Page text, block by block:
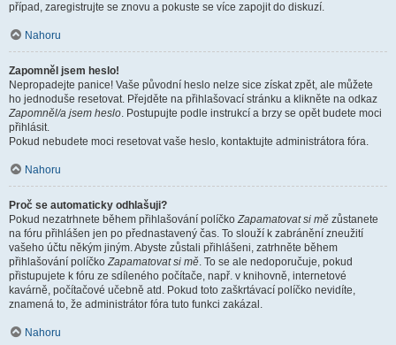
případ, zaregistrujte se znovu a pokuste se více zapojit do diskuzí.
Nahoru
Zapomněl jsem heslo!
Nepropadejte panice! Vaše původní heslo nelze sice získat zpět, ale můžete
ho jednoduše resetovat. Přejděte na přihlašovací stránku a klikněte na odkaz
Zapomněl/a jsem heslo. Postupujte podle instrukcí a brzy se opět budete moci
přihlásit.
Pokud nebudete moci resetovat vaše heslo, kontaktujte administrátora fóra.
Nahoru
Proč se automaticky odhlašuji?
Pokud nezatrhnete během přihlašování políčkoZapamatovat si mě zůstanete
na fóru přihlášen jen po přednastavený čas. To slouží k zabránění zneužití
vašeho účtu někým jiným. Abyste zůstali přihlášeni, zatrhněte během
přihlašování políčkoZapamatovat si mě. To se ale nedoporučuje, pokud
přistupujete k fóru ze sdíleného počítače, např. v knihovně, internetové
kavárně, počítačové učebně atd. Pokud toto zaškrtávací políčko nevidíte,
znamená to, že administrátor fóra tuto funkci zakázal.
Nahoru